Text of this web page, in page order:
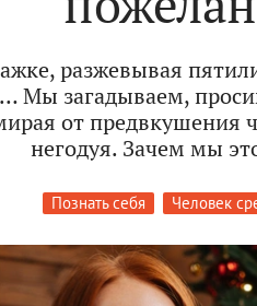
разжевывая
Мы загадываем,
от предвкушения
негодуя. Зачем мы
Познать себя Человек